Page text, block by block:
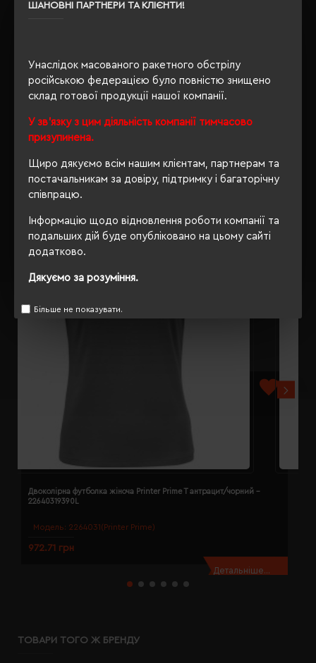
ШАНОВНІ ПАРТНЕРИ ТА КЛІЄНТИ!
Унаслідок масованого ракетного обстрілу
російською федерацією було повністю знищено
склад готової продукції нашої компанії.
У зв'язку з цим діяльність компанії тимчасово
призупинена.
Щиро дякуємо всім нашим клієнтам, партнерам та
постачальникам за довіру, підтримку і багаторічну
співпрацю.
Інформацію щодо відновлення роботи компанії та
подальших дій буде опубліковано на цьому сайті
додатково.
Дякуємо за розуміння.
Більше не показувати.
Сертифікація
OEKO-TEX® Standard 100,
ОПИС
Модель: 2264031(Printer Prime)
Двоколірна футболка жіноча Printer Prime T антрацит/чорний -
22640319390L
972.71 грн
Детальніше...
ТОВАРИ ТОГО Ж БРЕНДУ